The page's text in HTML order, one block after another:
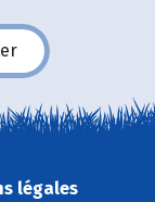
légales